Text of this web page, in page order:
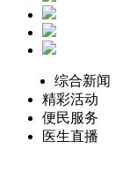
综合新闻
精彩活动
便民服务
医生直播